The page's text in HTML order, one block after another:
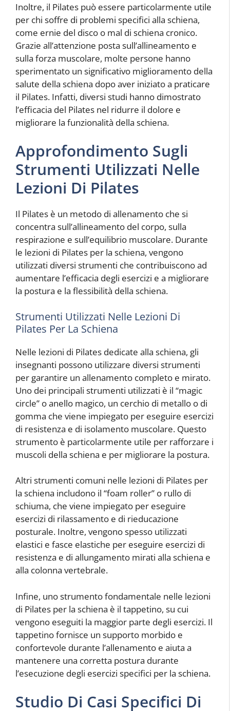
Inoltre, il Pilates può essere particolarmente utile
per chi soffre di problemi specifici alla schiena,
come ernie del disco o mal di schiena cronico.
Grazie all’attenzione posta sull’allineamento e
sulla forza muscolare, molte persone hanno
sperimentato un significativo miglioramento della
salute della schiena dopo aver iniziato a praticare
il Pilates. Infatti, diversi studi hanno dimostrato
l’efficacia del Pilates nel ridurre il dolore e
migliorare la funzionalità della schiena.
Approfondimento Sugli
Strumenti Utilizzati Nelle
Lezioni Di Pilates
Il Pilates è un metodo di allenamento che si
concentra sull’allineamento del corpo, sulla
respirazione e sull’equilibrio muscolare. Durante
le lezioni di Pilates per la schiena, vengono
utilizzati diversi strumenti che contribuiscono ad
aumentare l’efficacia degli esercizi e a migliorare
la postura e la flessibilità della schiena.
Strumenti Utilizzati Nelle Lezioni Di
Pilates Per La Schiena
Nelle lezioni di Pilates dedicate alla schiena, gli
insegnanti possono utilizzare diversi strumenti
per garantire un allenamento completo e mirato.
Uno dei principali strumenti utilizzati è il “magic
circle” o anello magico, un cerchio di metallo o di
gomma che viene impiegato per eseguire esercizi
di resistenza e di isolamento muscolare. Questo
strumento è particolarmente utile per rafforzare i
muscoli della schiena e per migliorare la postura.
Altri strumenti comuni nelle lezioni di Pilates per
la schiena includono il “foam roller” o rullo di
schiuma, che viene impiegato per eseguire
esercizi di rilassamento e di rieducazione
posturale. Inoltre, vengono spesso utilizzati
elastici e fasce elastiche per eseguire esercizi di
resistenza e di allungamento mirati alla schiena e
alla colonna vertebrale.
Infine, uno strumento fondamentale nelle lezioni
di Pilates per la schiena è il tappetino, su cui
vengono eseguiti la maggior parte degli esercizi. Il
tappetino fornisce un supporto morbido e
confortevole durante l’allenamento e aiuta a
mantenere una corretta postura durante
l’esecuzione degli esercizi specifici per la schiena.
Studio Di Casi Specifici Di